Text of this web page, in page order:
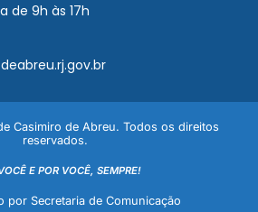
de 9h às 17h
Casimiro de Abreu. Todos os direitos
reservados.
E POR VOCÊ, SEMPRE!
por Secretaria de Comunicação